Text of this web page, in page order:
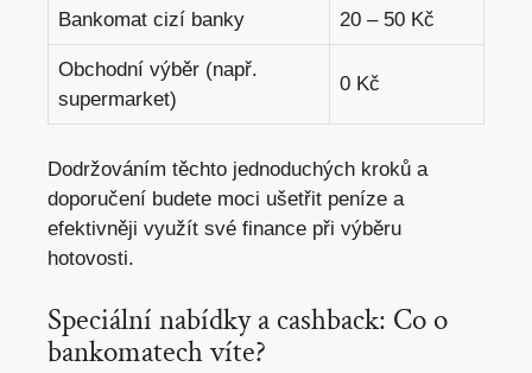
Bankomat cizí banky 20 – 50 Kč
Obchodní výběr (např.
supermarket)
0 Kč
Dodržováním těchto jednoduchých kroků a
doporučení budete moci ušetřit peníze a
efektivněji využít své finance při výběru
hotovosti.
Speciální nabídky a cashback: Co o
bankomatech víte?